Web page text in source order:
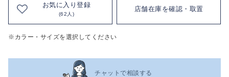
お気に入り登録
(62人)
店舗在庫を確認・取置
※カラー・サイズを選択してください
チャットで相談する